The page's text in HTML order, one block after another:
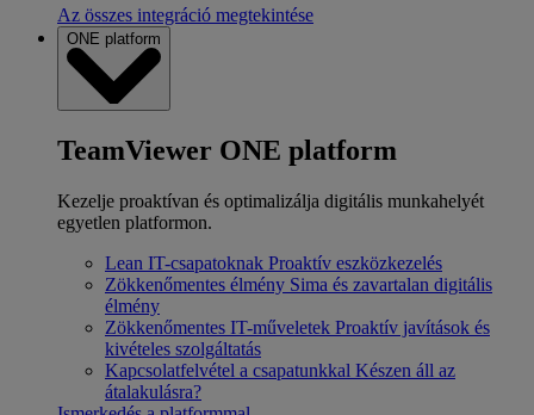
Az összes integráció megtekintése
ONE platform
TeamViewer ONE platform
Kezelje proaktívan és optimalizálja digitális munkahelyét
egyetlen platformon.
Lean IT-csapatoknak Proaktív eszközkezelés
Zökkenőmentes élmény Sima és zavartalan digitális
élmény
Zökkenőmentes IT-műveletek Proaktív javítások és
kivételes szolgáltatás
Kapcsolatfelvétel a csapatunkkal Készen áll az
átalakulásra?